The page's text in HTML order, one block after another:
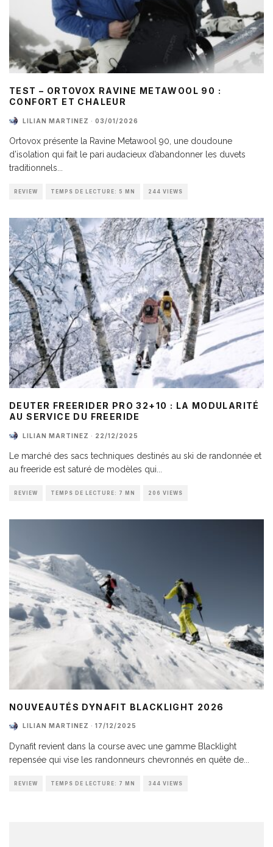
TEST – ORTOVOX RAVINE METAWOOL 90 :
CONFORT ET CHALEUR
LILIAN MARTINEZ · 03/01/2026
Ortovox présente la Ravine Metawool 90, une doudoune
d’isolation qui fait le pari audacieux d’abandonner les duvets
traditionnels...
REVIEW TEMPS DE LECTURE: 5 MN 244 VIEWS
DEUTER FREERIDER PRO 32+10 : LA MODULARITÉ
AU SERVICE DU FREERIDE
LILIAN MARTINEZ · 22/12/2025
Le marché des sacs techniques destinés au ski de randonnée et
au freeride est saturé de modèles qui
REVIEW TEMPS DE LECTURE: 7 MN 206 VIEWS
NOUVEAUTÉS DYNAFIT BLACKLIGHT 2026
LILIAN MARTINEZ · 17/12/2025
Dynafit revient dans la course avec une gamme Blacklight
repensée qui vise les randonneurs chevronnés en quête de
REVIEW TEMPS DE LECTURE: 7 MN 344 VIEWS